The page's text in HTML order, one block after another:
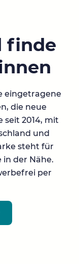
finde
eingetragene
die neue
seit 2014, mit
und
steht für
der Nähe.
per